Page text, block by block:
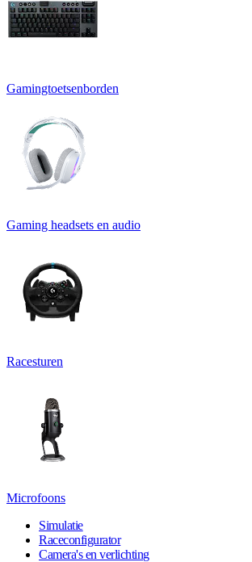
Gamingtoetsenborden
Gaming headsets en audio
Racesturen
Microfoons
Simulatie
Raceconfigurator
Camera's en verlichting